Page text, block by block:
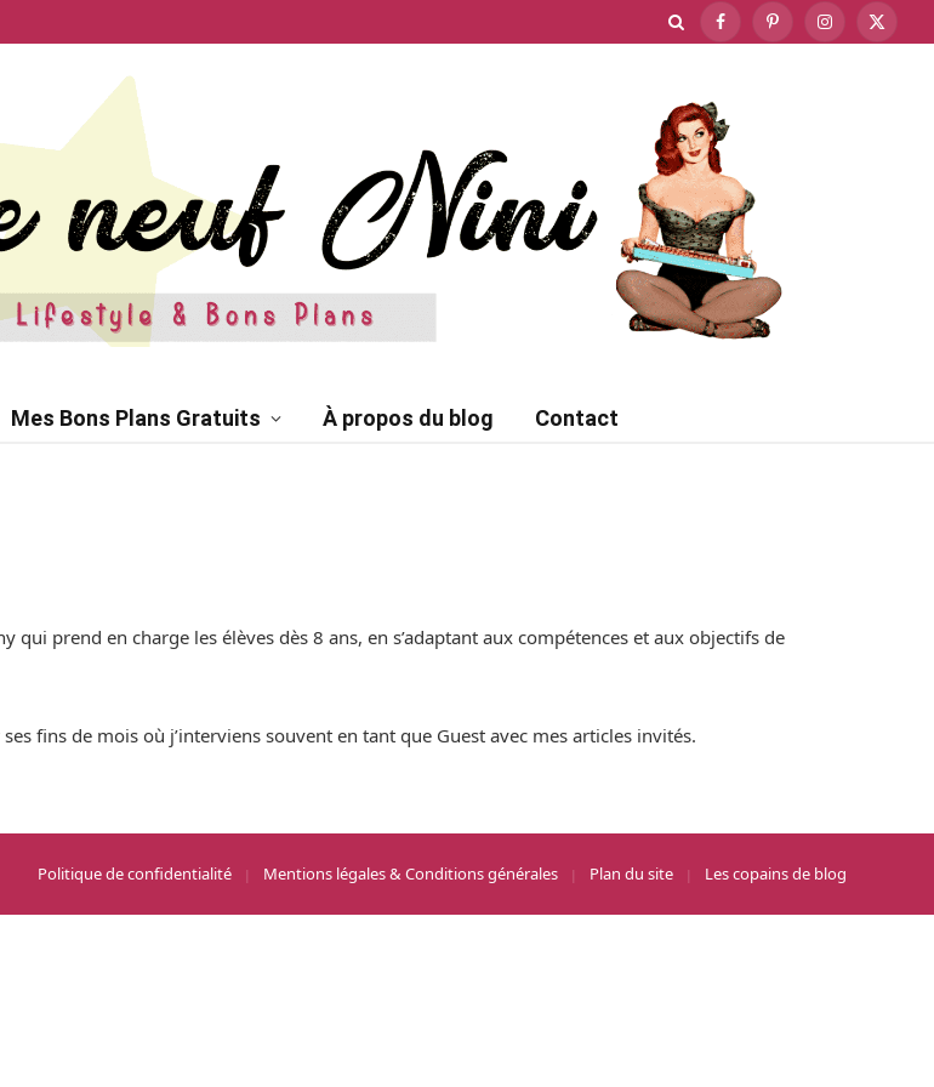
FacebookPinterestInstagram
X
Mes Bons Plans Gratuits À propos du blog Contact
qui prend en charge les élèves dès 8 ans, en s’adaptant aux compétences et aux objectifs de
fins de mois où j’interviens souvent en tant que Guest avec mes articles invités.
Politique de confidentialité Mentions légales & Conditions générales Plan du site Les copains de blog